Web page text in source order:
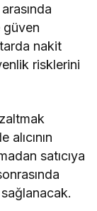
güven
nakit
risklerini
satıcıya